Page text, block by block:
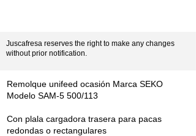
Juscafresa reserves the right to make any changes
without prior notification.
Remolque unifeed ocasión Marca SEKO
Modelo SAM-5 500/113
Con plala cargadora trasera para pacas
redondas o rectangulares